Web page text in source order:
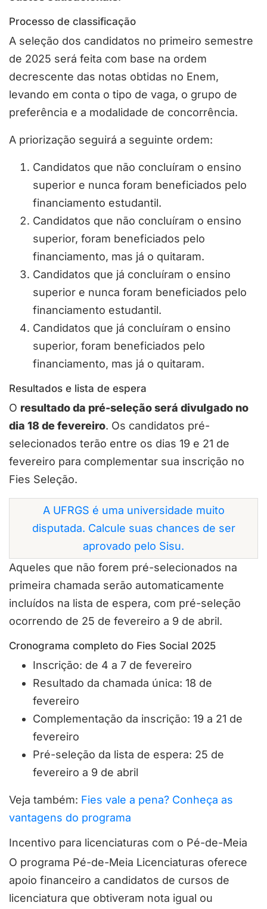
Processo de classificação
A seleção dos candidatos no primeiro semestre
de 2025 será feita com base na ordem
decrescente das notas obtidas no Enem,
levando em conta o tipo de vaga, o grupo de
preferência e a modalidade de concorrência.
A priorização seguirá a seguinte ordem:
Candidatos que não concluíram o ensino
superior e nunca foram beneficiados pelo
financiamento estudantil.
Candidatos que não concluíram o ensino
superior, foram beneficiados pelo
financiamento, mas já o quitaram.
Candidatos que já concluíram o ensino
superior e nunca foram beneficiados pelo
financiamento estudantil.
Candidatos que já concluíram o ensino
superior, foram beneficiados pelo
financiamento, mas já o quitaram.
Resultados e lista de espera
O resultado da pré-seleção será divulgado no
dia 18 de fevereiro. Os candidatos pré-
selecionados terão entre os dias 19 e 21 de
fevereiro para complementar sua inscrição no
Fies Seleção.
A UFRGS é uma universidade muito
disputada. Calcule suas chances de ser
aprovado pelo Sisu.
Aqueles que não forem pré-selecionados na
primeira chamada serão automaticamente
incluídos na lista de espera, com pré-seleção
ocorrendo de 25 de fevereiro a 9 de abril.
Cronograma completo do Fies Social 2025
Inscrição: de 4 a 7 de fevereiro
Resultado da chamada única: 18 de
fevereiro
Complementação da inscrição: 19 a 21 de
fevereiro
Pré-seleção da lista de espera: 25 de
fevereiro a 9 de abril
Veja também: Fies vale a pena? Conheça as
vantagens do programa
Incentivo para licenciaturas com o Pé-de-Meia
O programa Pé-de-Meia Licenciaturas oferece
apoio financeiro a candidatos de cursos de
licenciatura que obtiveram nota igual ou